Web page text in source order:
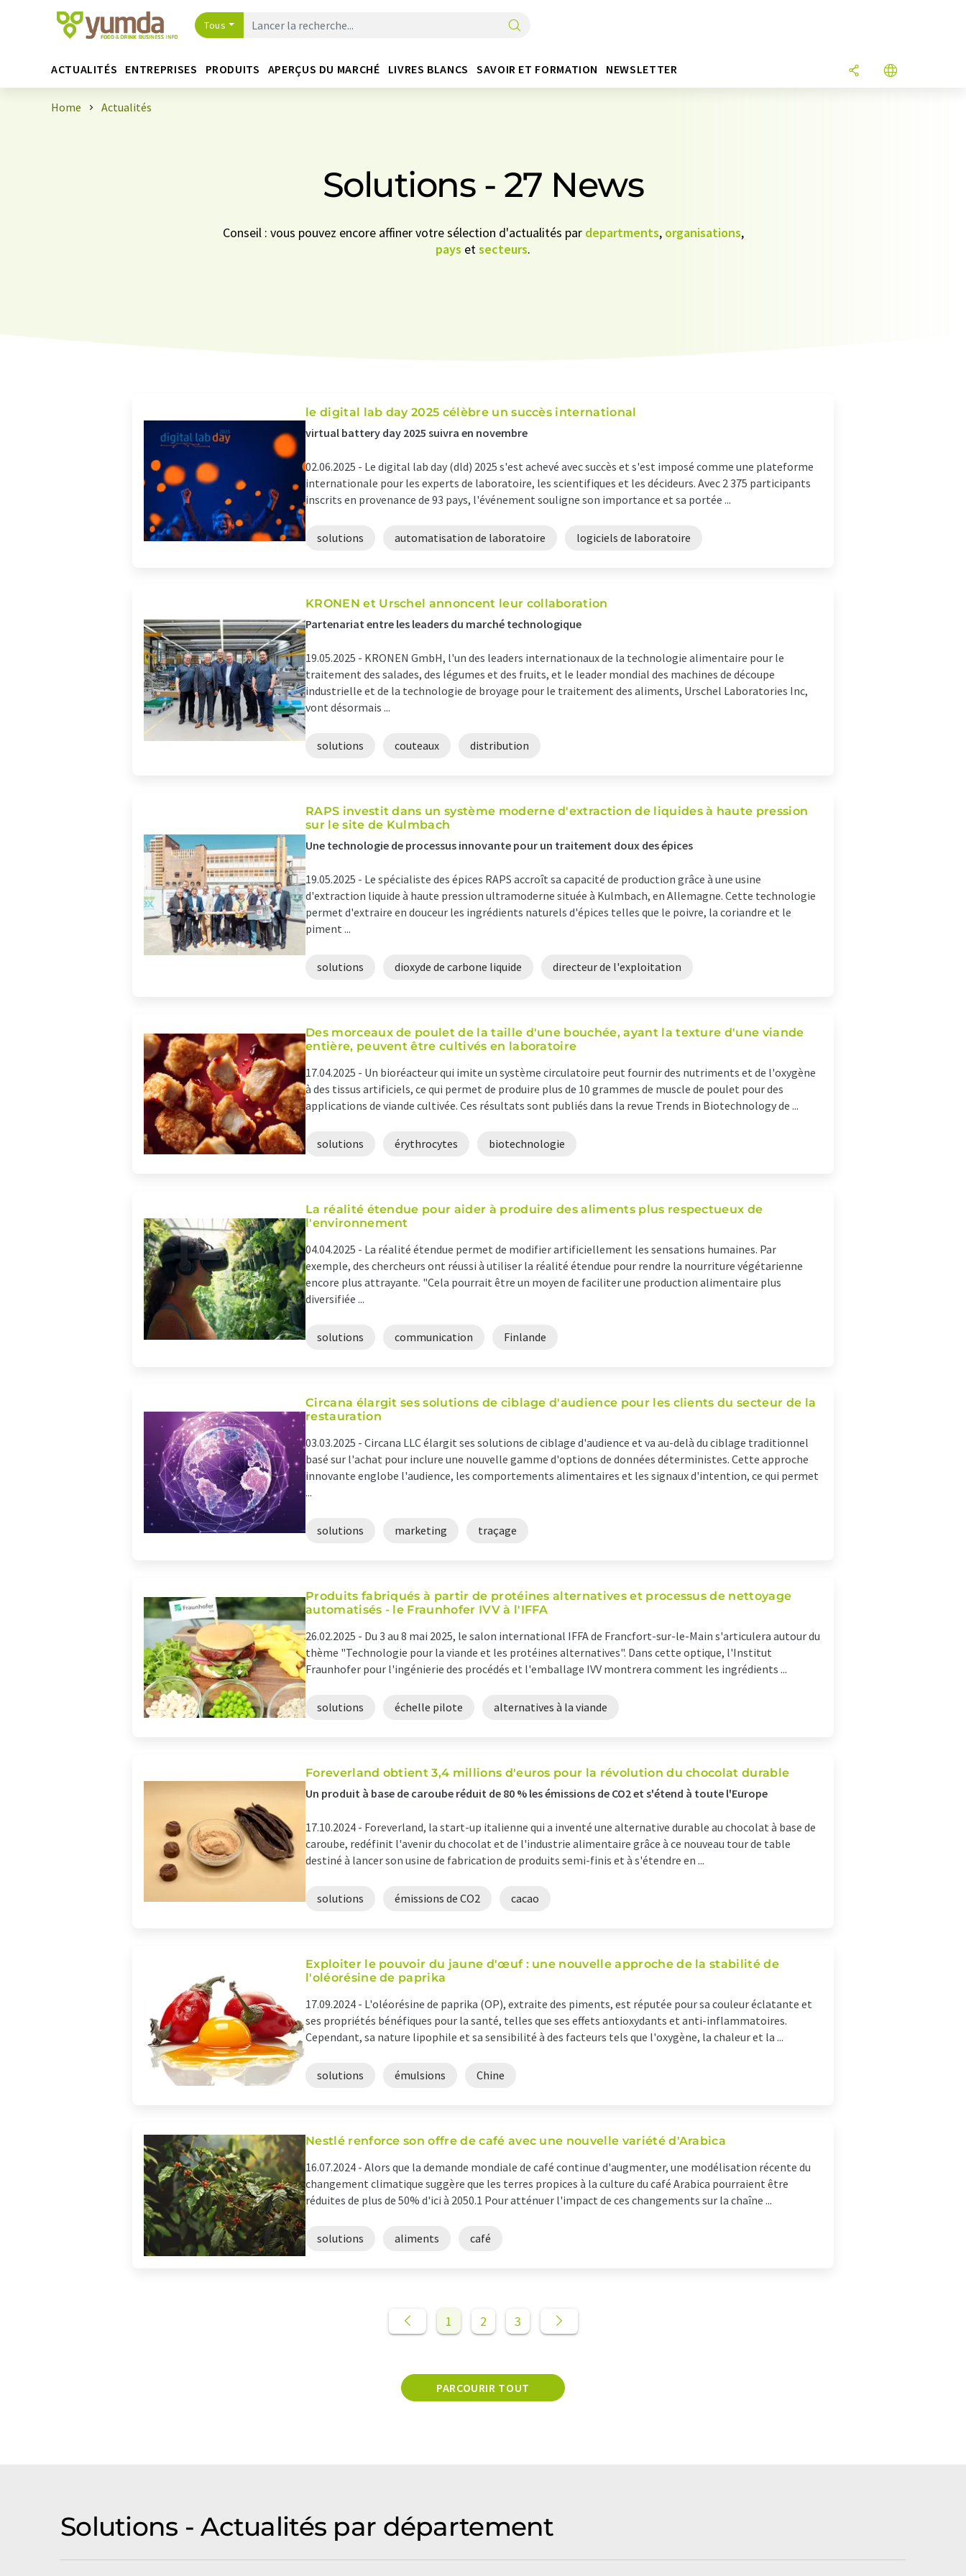
Tous
ACTUALITÉS ENTREPRISES PRODUITS APERÇUS DU MARCHÉ LIVRES BLANCS SAVOIR ET FORMATION NEWSLETTER
Home Actualités
Solutions - 27 News
Conseil : vous pouvez encore affiner votre sélection d'actualités par departments, organisations,
pays etsecteurs.
le digital lab day 2025 célèbre un succès international
virtual battery day 2025 suivra en novembre
02.06.2025 - Le digital lab day (dld) 2025 s'est achevé avec succès et s'est imposé comme une plateforme
internationale pour les experts de laboratoire, les scientifiques et les décideurs. Avec 2 375 participants
inscrits en provenance de 93 pays, l'événement souligne son importance et sa portée ...
solutions automatisation de laboratoire logiciels de laboratoire
KRONEN et Urschel annoncent leur collaboration
Partenariat entre les leaders du marché technologique
19.05.2025 - KRONEN GmbH, l'un des leaders internationaux de la technologie alimentaire pour le
traitement des salades, des légumes et des fruits, et le leader mondial des machines de découpe
industrielle et de la technologie de broyage pour le traitement des aliments, Urschel Laboratories Inc,
vont désormais ...
solutions couteaux distribution
RAPS investit dans un système moderne d'extraction de liquides à haute pression
sur le site de Kulmbach
Une technologie de processus innovante pour un traitement doux des épices
19.05.2025 - Le spécialiste des épices RAPS accroît sa capacité de production grâce à une usine
d'extraction liquide à haute pression ultramoderne située à Kulmbach, en Allemagne. Cette technologie
permet d'extraire en douceur les ingrédients naturels d'épices telles que le poivre, la coriandre et le
piment ...
solutions dioxyde de carbone liquide directeur de l'exploitation
Des morceaux de poulet de la taille d'une bouchée, ayant la texture d'une viande
entière, peuvent être cultivés en laboratoire
17.04.2025 - Un bioréacteur qui imite un système circulatoire peut fournir des nutriments et de l'oxygène
à des tissus artificiels, ce qui permet de produire plus de 10 grammes de muscle de poulet pour des
applications de viande cultivée. Ces résultats sont publiés dans la revue Trends in Biotechnology de ...
solutions érythrocytes biotechnologie
La réalité étendue pour aider à produire des aliments plus respectueux de
l'environnement
04.04.2025 - La réalité étendue permet de modifier artificiellement les sensations humaines. Par
exemple, des chercheurs ont réussi à utiliser la réalité étendue pour rendre la nourriture végétarienne
encore plus attrayante. "Cela pourrait être un moyen de faciliter une production alimentaire plus
diversifiée ...
solutions communication Finlande
Circana élargit ses solutions de ciblage d'audience pour les clients du secteur de la
restauration
03.03.2025 - Circana LLC élargit ses solutions de ciblage d'audience et va au-delà du ciblage traditionnel
basé sur l'achat pour inclure une nouvelle gamme d'options de données déterministes. Cette approche
innovante englobe l'audience, les comportements alimentaires et les signaux d'intention, ce qui permet
...
solutions marketing traçage
Produits fabriqués à partir de protéines alternatives et processus de nettoyage
automatisés - le Fraunhofer IVV à l'IFFA
26.02.2025 - Du 3 au 8 mai 2025, le salon international IFFA de Francfort-sur-le-Main s'articulera autour du
thème "Technologie pour la viande et les protéines alternatives". Dans cette optique, l'Institut
Fraunhofer pour l'ingénierie des procédés et l'emballage IVV montrera comment les ingrédients ...
solutions échelle pilote alternatives à la viande
Foreverland obtient 3,4 millions d'euros pour la révolution du chocolat durable
Un produit à base de caroube réduit de 80 % les émissions de CO2 et s'étend à toute l'Europe
17.10.2024 - Foreverland, la start-up italienne qui a inventé une alternative durable au chocolat à base de
caroube, redéfinit l'avenir du chocolat et de l'industrie alimentaire grâce à ce nouveau tour de table
destiné à lancer son usine de fabrication de produits semi-finis et à s'étendre en ...
solutions émissions de CO2 cacao
Exploiter le pouvoir du jaune d'œuf : une nouvelle approche de la stabilité de
l'oléorésine de paprika
17.09.2024 - L'oléorésine de paprika (OP), extraite des piments, est réputée pour sa couleur éclatante et
ses propriétés bénéfiques pour la santé, telles que ses effets antioxydants et anti-inflammatoires.
Cependant, sa nature lipophile et sa sensibilité à des facteurs tels que l'oxygène, la chaleur et la ...
solutions émulsions Chine
Nestlé renforce son offre de café avec une nouvelle variété d'Arabica
16.07.2024 - Alors que la demande mondiale de café continue d'augmenter, une modélisation récente du
changement climatique suggère que les terres propices à la culture du café Arabica pourraient être
réduites de plus de 50% d'ici à 2050.1 Pour atténuer l'impact de ces changements sur la chaîne ...
solutions aliments café
1 2 3
PARCOURIR TOUT
Solutions - Actualités par département